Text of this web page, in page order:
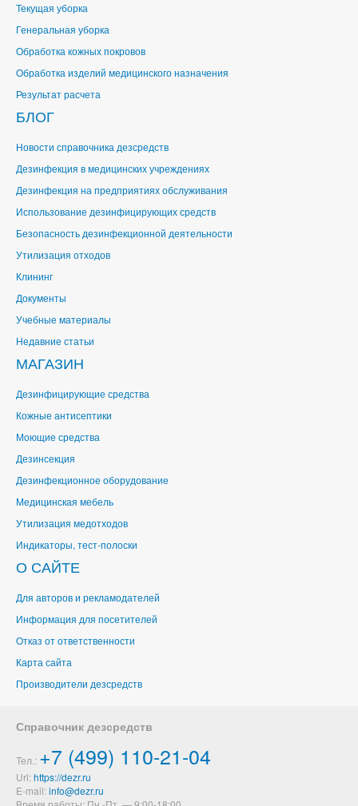
Текущая уборка
Генеральная уборка
Обработка кожных покровов
Обработка изделий медицинского назначения
Результат расчета
БЛОГ
Новости справочника дезсредств
Дезинфекция в медицинских учреждениях
Дезинфекция на предприятиях обслуживания
Использование дезинфицирующих средств
Безопасность дезинфекционной деятельности
Утилизация отходов
Клининг
Документы
Учебные материалы
Недавние статьи
МАГАЗИН
Дезинфицирующие средства
Кожные антисептики
Моющие средства
Дезинсекция
Дезинфекционное оборудование
Медицинская мебель
Утилизация медотходов
Индикаторы, тест-полоски
О САЙТЕ
Для авторов и рекламодателей
Информация для посетителей
Отказ от ответственности
Карта сайта
Производители дезсредств
Справочник дезсредств
Тел.: +7 (499) 110-21-04
Url: https://dezr.ru
E-mail: